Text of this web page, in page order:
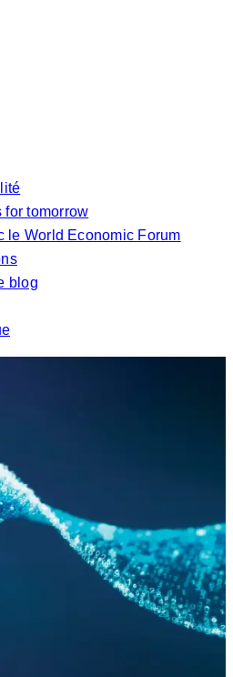
for tomorrow
le World Economic Forum
blog